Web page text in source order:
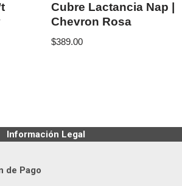
Cubre Lactancia Nap |
Chevron Rosa
$389.00
Información Legal
de Pago